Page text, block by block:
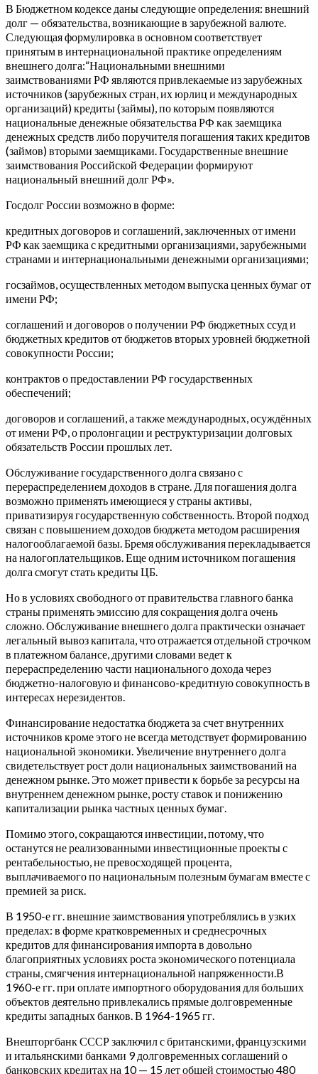
В Бюджетном кодексе даны следующие определения: внешний
долг — обязательства, возникающие в зарубежной валюте.
Следующая формулировка в основном соответствует
принятым в интернациональной практике определениям
внешнего долга:“Национальными внешними
заимствованиями РФ являются привлекаемые из зарубежных
источников (зарубежных стран, их юрлиц и международных
организаций) кредиты (займы), по которым появляются
национальные денежные обязательства РФ как заемщика
денежных средств либо поручителя погашения таких кредитов
(займов) вторыми заемщиками. Государственные внешние
заимствования Российской Федерации формируют
национальный внешний долг РФ».
Госдолг России возможно в форме:
кредитных договоров и соглашений, заключенных от имени
РФ как заемщика с кредитными организациями, зарубежными
странами и интернациональными денежными организациями;
госзаймов, осуществленных методом выпуска ценных бумаг от
имени РФ;
соглашений и договоров о получении РФ бюджетных ссуд и
бюджетных кредитов от бюджетов вторых уровней бюджетной
совокупности России;
контрактов о предоставлении РФ государственных
обеспечений;
договоров и соглашений, а также международных, осуждённых
от имени РФ, о пролонгации и реструктуризации долговых
обязательств России прошлых лет.
Обслуживание государственного долга связано с
перераспределением доходов в стране. Для погашения долга
возможно применять имеющиеся у страны активы,
приватизируя государственную собственность. Второй подход
связан с повышением доходов бюджета методом расширения
налогооблагаемой базы. Бремя обслуживания перекладывается
на налогоплательщиков. Еще одним источником погашения
долга смогут стать кредиты ЦБ.
Но в условиях свободного от правительства главного банка
страны применять эмиссию для сокращения долга очень
сложно. Обслуживание внешнего долга практически означает
легальный вывоз капитала, что отражается отдельной строчком
в платежном балансе, другими словами ведет к
перераспределению части национального дохода через
бюджетно-налоговую и финансово-кредитную совокупность в
интересах нерезидентов.
Финансирование недостатка бюджета за счет внутренних
источников кроме этого не всегда методствует формированию
национальной экономики. Увеличение внутреннего долга
свидетельствует рост доли национальных заимствований на
денежном рынке. Это может привести к борьбе за ресурсы на
внутреннем денежном рынке, росту ставок и понижению
капитализации рынка частных ценных бумаг.
Помимо этого, сокращаются инвестиции, потому, что
останутся не реализованными инвестиционные проекты с
рентабельностью, не превосходящей процента,
выплачиваемого по национальным полезным бумагам вместе с
премией за риск.
В 1950-е гг. внешние заимствования употреблялись в узких
пределах: в форме кратковременных и среднесрочных
кредитов для финансирования импорта в довольно
благоприятных условиях роста экономического потенциала
страны, смягчения интернациональной напряженности.В
1960-е гг. при оплате импортного оборудования для больших
объектов деятельно привлекались прямые долговременные
кредиты западных банков. В 1964-1965 гг.
Внешторгбанк СССР заключил с британскими, французскими
и итальянскими банками 9 долговременных соглашений о
банковских кредитах на 10 — 15 лет общей стоимостью 480